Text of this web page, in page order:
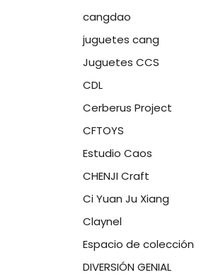
cangdao
juguetes cang
Juguetes CCS
CDL
Cerberus Project
CFTOYS
Estudio Caos
CHENJI Craft
Ci Yuan Ju Xiang
Claynel
Espacio de colección
DIVERSIÓN GENIAL